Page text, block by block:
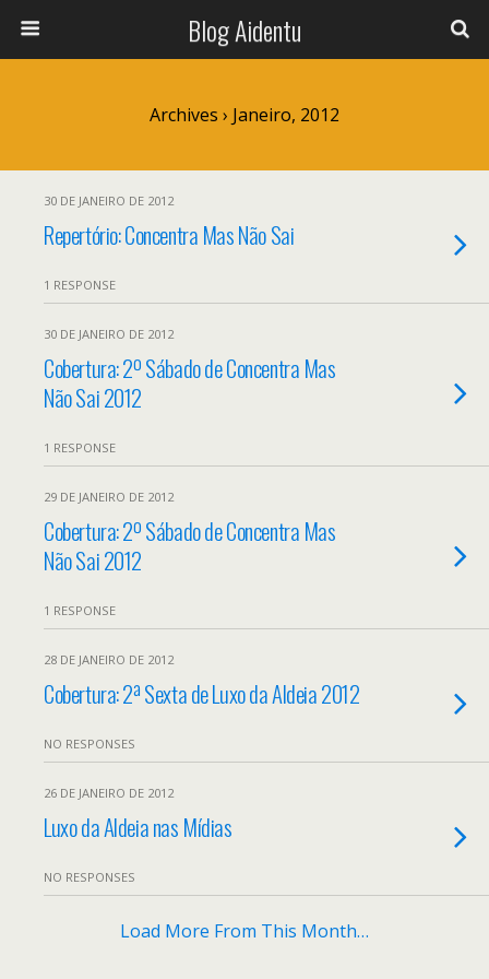
Blog Aidentu
Archives › Janeiro, 2012
30 DE JANEIRO DE 2012
Repertório: Concentra Mas Não Sai
1 RESPONSE
30 DE JANEIRO DE 2012
Cobertura: 2º Sábado de Concentra Mas
Não Sai 2012
1 RESPONSE
29 DE JANEIRO DE 2012
Cobertura: 2º Sábado de Concentra Mas
Não Sai 2012
1 RESPONSE
28 DE JANEIRO DE 2012
Cobertura: 2ª Sexta de Luxo da Aldeia 2012
NO RESPONSES
26 DE JANEIRO DE 2012
Luxo da Aldeia nas Mídias
NO RESPONSES
Load More From This Month…